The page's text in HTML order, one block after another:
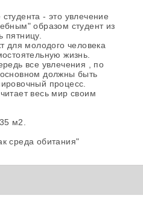
- это увлечение
образом студент из
пятницу.
для молодого человека
жизнь.
все увлечения , по
должны быть
процесс.
весь мир своим
м2.
среда обитания"